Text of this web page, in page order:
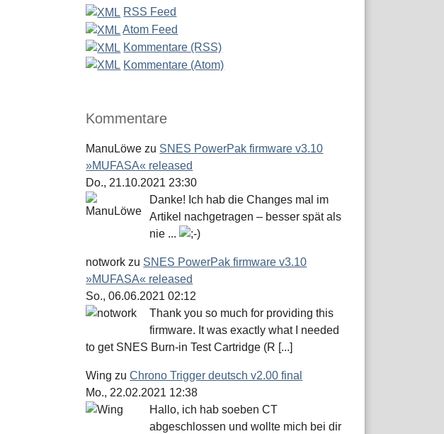
RSS Feed
Atom Feed
Kommentare (RSS)
Kommentare (Atom)
Kommentare
ManuLöwe zu SNES PowerPak firmware v3.10
»MUFASA« released
Do., 21.10.2021 23:30
Danke! Ich hab die Changes mal im
Artikel nachgetragen – besser spät als
nie ...
notwork zu SNES PowerPak firmware v3.10
»MUFASA« released
So., 06.06.2021 02:12
Thank you so much for providing this
firmware. It was exactly what I needed
to get SNES Burn-in Test Cartridge (R [...]
Wing zuChrono Trigger deutsch v2.00 final
Mo., 22.02.2021 12:38
Hallo, ich hab soeben CT
abgeschlossen und wollte mich bei dir